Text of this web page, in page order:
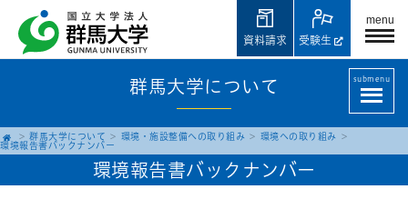
menu
受験生
資料請求
群馬大学について submenu
群馬大学について 環境・施設整備への取り組み
環境への取り組み
環境報告書バックナンバー
環境報告書バックナンバー